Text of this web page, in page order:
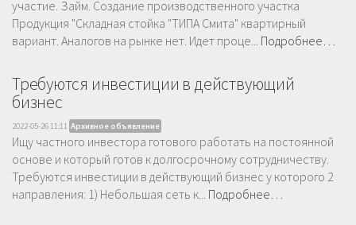
участие. Займ. Создание производственного участка
Продукция "Складная стойка "ТИПА Смита" квартирный
вариант. Аналогов на рынке нет. Идет проце... Подробнее…
Требуются инвестиции в действующий
бизнес
2022-05-26 11:11 Архивное объявление
Ищу частного инвестора готового работать на постоянной
основе и который готов к долгосрочному сотрудничеству.
Требуются инвестиции в действующий бизнес у которого 2
направления: 1) Небольшая сеть к... Подробнее…